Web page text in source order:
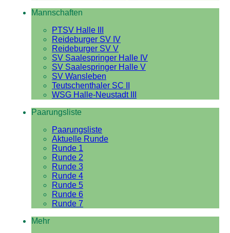
Mannschaften
PTSV Halle III
Reideburger SV IV
Reideburger SV V
SV Saalespringer Halle IV
SV Saalespringer Halle V
SV Wansleben
Teutschenthaler SC II
WSG Halle-Neustadt III
Paarungsliste
Paarungsliste
Aktuelle Runde
Runde 1
Runde 2
Runde 3
Runde 4
Runde 5
Runde 6
Runde 7
Mehr